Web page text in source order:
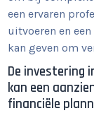
een ervaren
uitvoeren en
kan geven om
De investering
kan een
financiële